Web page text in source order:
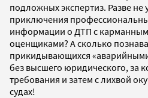
подложных экспертиз. Разве не
приключения
информации о ДТП с
оценщиками? А сколько
прикидывающихся
без высшего юридического, за
требования и затем с лихвой
судах!